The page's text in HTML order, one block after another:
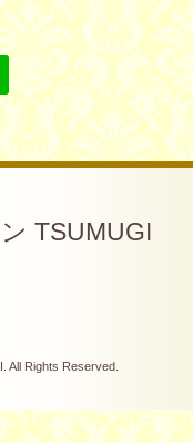
TSUMUGI
. All Rights Reserved.